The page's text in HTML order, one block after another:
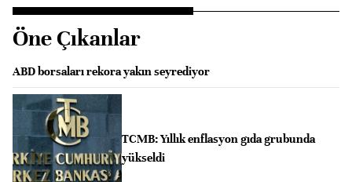
Öne Çıkanlar
ABD borsaları rekora yakın seyrediyor
TCMB: Yıllık enflasyon gıda grubunda
yükseldi